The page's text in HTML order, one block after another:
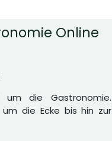
Online
die Gastronomie.
die Ecke bis hin zur